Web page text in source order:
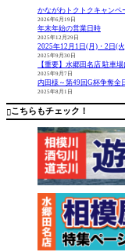
かながわトクトクキャンペ
2026年6月19日
年末年始の営業日時
2025年12月29日
2025年12月1日(月)・2日(
2025年9月30日
【重要】水郷田名店 駐車
2025年9月7日
内田様～第49回G杯争奪全
2025年8月1日
こちらもチェック！
コ
止
が
ダ
ツ
ダ